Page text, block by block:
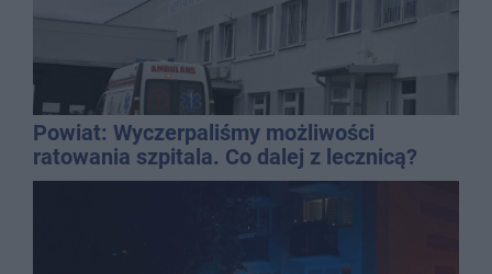
Powiat: Wyczerpaliśmy możliwości
ratowania szpitala. Co dalej z lecznicą?